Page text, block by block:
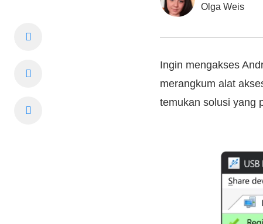
Olga Weis
Ingin mengakses
merangkum alat
temukan solusi yang